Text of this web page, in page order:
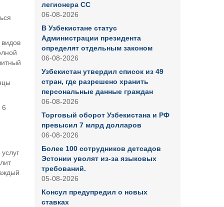
6
легионера СС
06-08-2026
В Узбекистане статус
Администрации президента
определят отдельным законом
06-08-2026
Узбекистан утвердил список из 49
стран, где разрешено хранить
персональные данные граждан
06-08-2026
Торговый оборот Узбекистана и РФ
превысил 7 млрд долларов
06-08-2026
Более 100 сотрудников детсадов
Эстонии уволят из-за языковых
требований.
05-08-2026
Консул предупредил о новых
ставках